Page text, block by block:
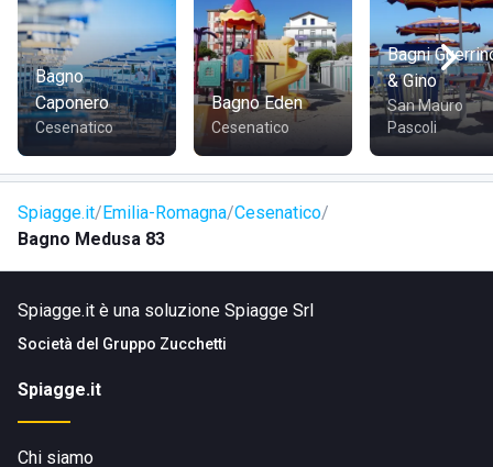
Medusa. Colazioni, long drinks, cocktail e aperitivi sono
affiancati da un menù tutto da scoprire, con insalate, pasta,
fritture di pesce e tanto altro.
Bagno
Caponero
Cesenatico
Bagno Eden
Cesenatico
Bagni
& Gino
San Mauro
Pascoli
Spiagge.it Emilia-Romagna Cesenatico
Bagno Medusa 83
Spiagge.it è una soluzione Spiagge Srl
Società del Gruppo Zucchetti
Spiagge.it
Chi siamo